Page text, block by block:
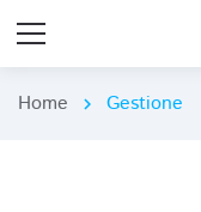
Home chevron_right Gestione